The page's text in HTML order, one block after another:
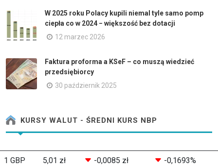
W 2025 roku Polacy kupili niemal tyle samo pomp
ciepła co w 2024 − większość bez dotacji
12 marzec 2026
Faktura proforma a KSeF – co muszą wiedzieć
przedsiębiorcy
30 październik 2025
KURSY WALUT - ŚREDNI KURS NBP
1 GBP 5,01 zł -0,0085 zł -0,1693%